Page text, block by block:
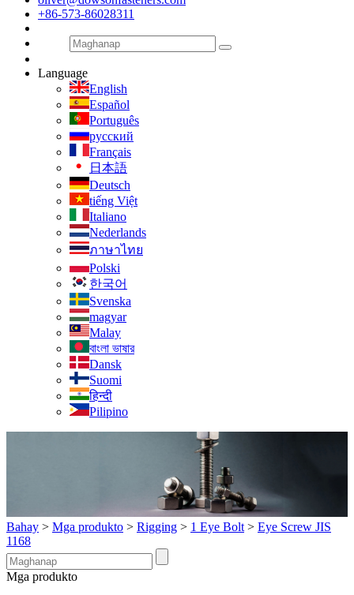
+86-573-86028311
Language
English
Español
Português
русский
Français
日本語
Deutsch
tiếng Việt
Italiano
Nederlands
ภาษาไทย
Polski
한국어
Svenska
magyar
Malay
বাংলা ভাষার
Dansk
Suomi
हिन्दी
Pilipino
Bahay > Mga produkto > Rigging > 1 Eye Bolt > Eye Screw JIS
1168
Mga produkto